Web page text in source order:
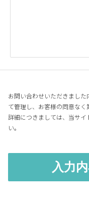
お問い合わせいただきまし
て管理し、お客様の同意なく
詳細につきましては、当サイ
い。